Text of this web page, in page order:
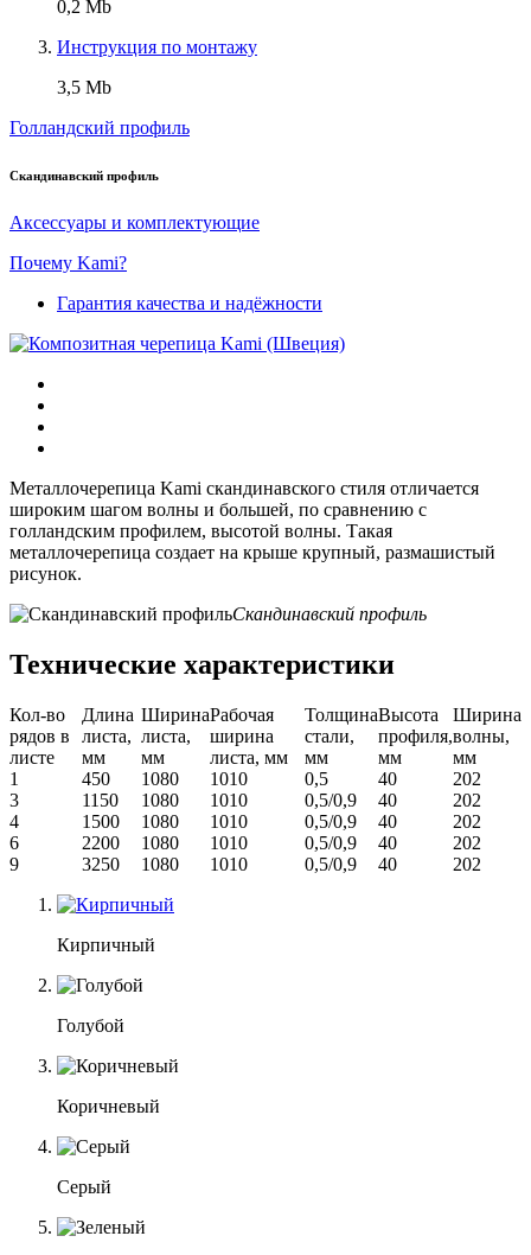
0,2 Mb
Инструкция по монтажу
3,5 Mb
Голландский профиль
Скандинавский профиль
Аксессуары и комплектующие
Почему Kami?
Гарантия качества и надёжности
Металлочерепица Kami скандинавского стиля отличается
широким шагом волны и большей, по сравнению с
голландским профилем, высотой волны. Такая
металлочерепица создает на крыше крупный, размашистый
рисунок.
Скандинавский профиль
Технические характеристики
Кол-во
рядов в
листе
Длина
листа,
мм
Ширина
листа,
мм
Рабочая
ширина
листа, мм
Толщина
стали,
мм
Высота
профиля,
мм
Ширина
волны,
мм
1
450 1080 1010 0,5 40
202
3
1150 1080 1010 0,5/0,9 40
202
4
1500 1080 1010 0,5/0,9 40
202
6
2200 1080 1010 0,5/0,9 40
202
9
3250 1080 1010 0,5/0,9 40 202
Кирпичный
Голубой
Коричневый
Серый